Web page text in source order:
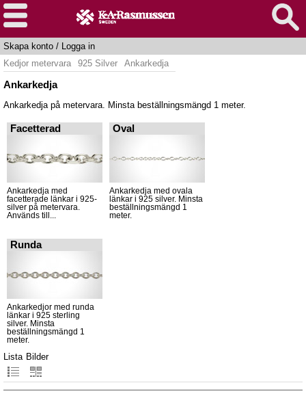
Skapa konto / Logga in
Kedjor metervara
925 Silver Ankarkedja
Ankarkedja
Ankarkedja på metervara. Minsta beställningsmängd 1 meter.
Facetterad
Ankarkedja med
facetterade länkar i 925-
silver på metervara.
Används till...
Oval
Ankarkedja med ovala
länkar i 925 silver. Minsta
beställningsmängd 1
meter.
Runda
Ankarkedjor med runda
länkar i 925 sterling
silver. Minsta
beställningsmängd 1
meter.
Lista Bilder